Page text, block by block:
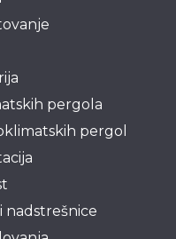
pergola
pergol
nadstrešnice